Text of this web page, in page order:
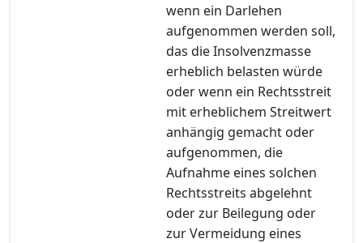
wenn ein Darlehen
aufgenommen werden soll,
das die Insolvenzmasse
erheblich belasten würde
oder wenn ein Rechtsstreit
mit erheblichem Streitwert
anhängig gemacht oder
aufgenommen, die
Aufnahme eines solchen
Rechtsstreits abgelehnt
oder zur Beilegung oder
zur Vermeidung eines